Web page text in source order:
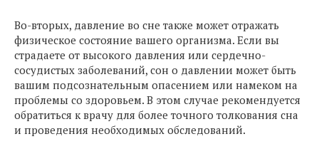
Во-вторых, давление во сне также может отражать
физическое состояние вашего организма. Если вы
страдаете от высокого давления или сердечно-
сосудистых заболеваний, сон о давлении может быть
вашим подсознательным опасением или намеком на
проблемы со здоровьем. В этом случае рекомендуется
обратиться к врачу для более точного толкования сна
и проведения необходимых обследований.